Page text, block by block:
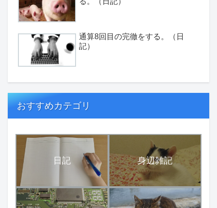
通算8回目の完徹をする。（日
記）
おすすめカテゴリ
日記 身辺雑記